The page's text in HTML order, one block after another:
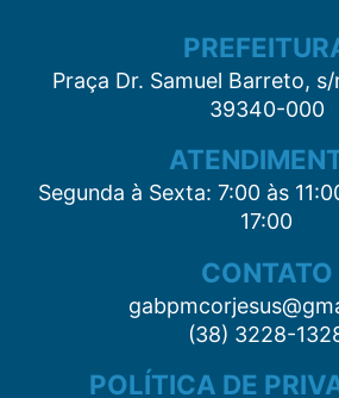
Praça Dr. Samuel Barreto,
39340-000
Segunda à Sexta: 7:00 às
17:00
CONTATO
(38) 3228-
POLÍTICA DE